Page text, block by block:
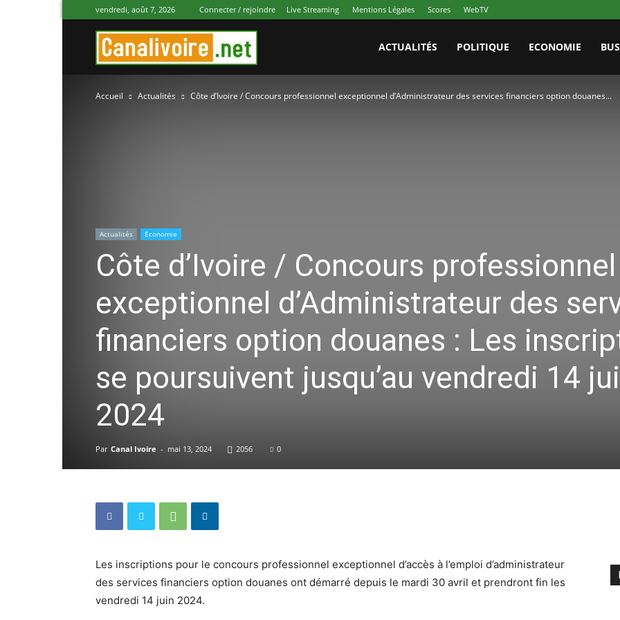
vendredi, août 7, 2026 Connecter / rejoindre Live Streaming Mentions Légales Scores WebTV
Ivoire
ACTUALITÉS POLITIQUE ECONOMIE
Accueil Actualités Côte d’Ivoire / Concours professionnel exceptionnel d’Administrateur des services financiers option douanes...
Actualités Economie
Côte d’Ivoire / Concours professionnel
exceptionnel d’Administrateur des
financiers option douanes : Les
se poursuivent jusqu’au vendredi 14
2024
Par Canal Ivoire - mai 13, 2024 2056 0
Les inscriptions pour le concours professionnel exceptionnel d’accès à l’emploi d’administrateur
des services financiers option douanes ont démarré depuis le mardi 30 avril et prendront fin les
vendredi 14 juin 2024.